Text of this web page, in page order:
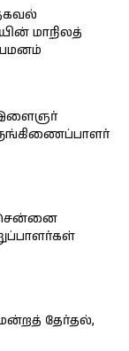
மாநிலத்
இளைஞர்
சென்னை
தேர்தல்,